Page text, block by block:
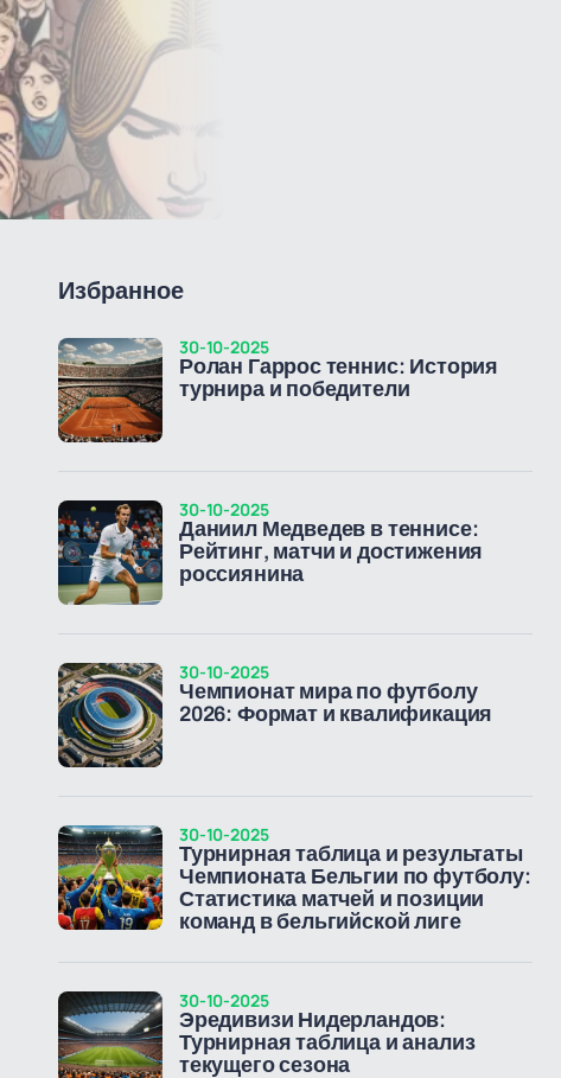
Избранное
Ролан Гаррос теннис: История
турнира и победители
30-10-2025
Даниил Медведев в теннисе:
Рейтинг, матчи и достижения
россиянина
30-10-2025
Чемпионат мира по футболу
2026: Формат и квалификация
30-10-2025
Турнирная таблица и результаты
Чемпионата Бельгии по футболу:
Статистика матчей и позиции
команд в бельгийской лиге
30-10-2025
Эредивизи Нидерландов:
Турнирная таблица и анализ
текущего сезона
30-10-2025